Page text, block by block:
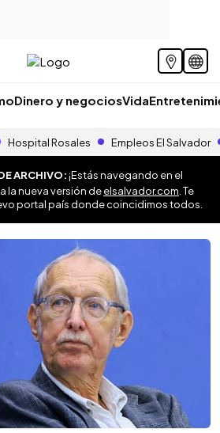
Dinero y negociosVida
Hospital Rosales Empleos El Salvador
ARCHIVO:¡Estás navegando en el
la nueva versión deelsalvador.com . Te
portal país donde coincidimos todos.